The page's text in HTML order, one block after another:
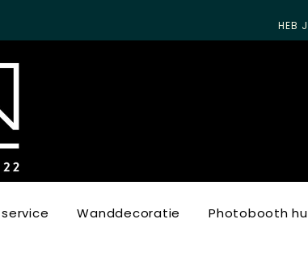
HEB
Wanddecoratie Photobooth